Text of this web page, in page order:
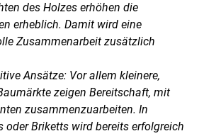
des Holzes erhöhen die
erheblich. Damit wird eine
Zusammenarbeit zusätzlich
Ansätze: Vor allem kleinere,
zeigen Bereitschaft, mit
zusammenzuarbeiten. In
oder Briketts wird bereits erfolgreich